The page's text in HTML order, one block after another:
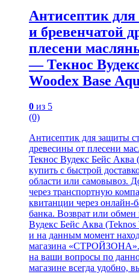
Антисептик
и бревенчатой
плесени
— Текнос
Woodex Base
0 из 5
(0)
Антисептик для защиты
древесины от плесени
Текнос Вудекс Бейс Аква
купить с быстрой
области или самовывоз.
через транспортную
квитанции через онлайн-
банка. Возврат или
Вудекс Бейс Аква
и на данным момент
магазина «СТРОЙЗОНА».
на ваши вопросы по
магазине всегда удобно,